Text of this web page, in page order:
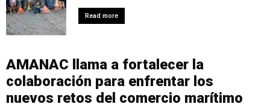
Read more
AMANAC llama a fortalecer la
colaboración para enfrentar los
nuevos retos del comercio marítimo